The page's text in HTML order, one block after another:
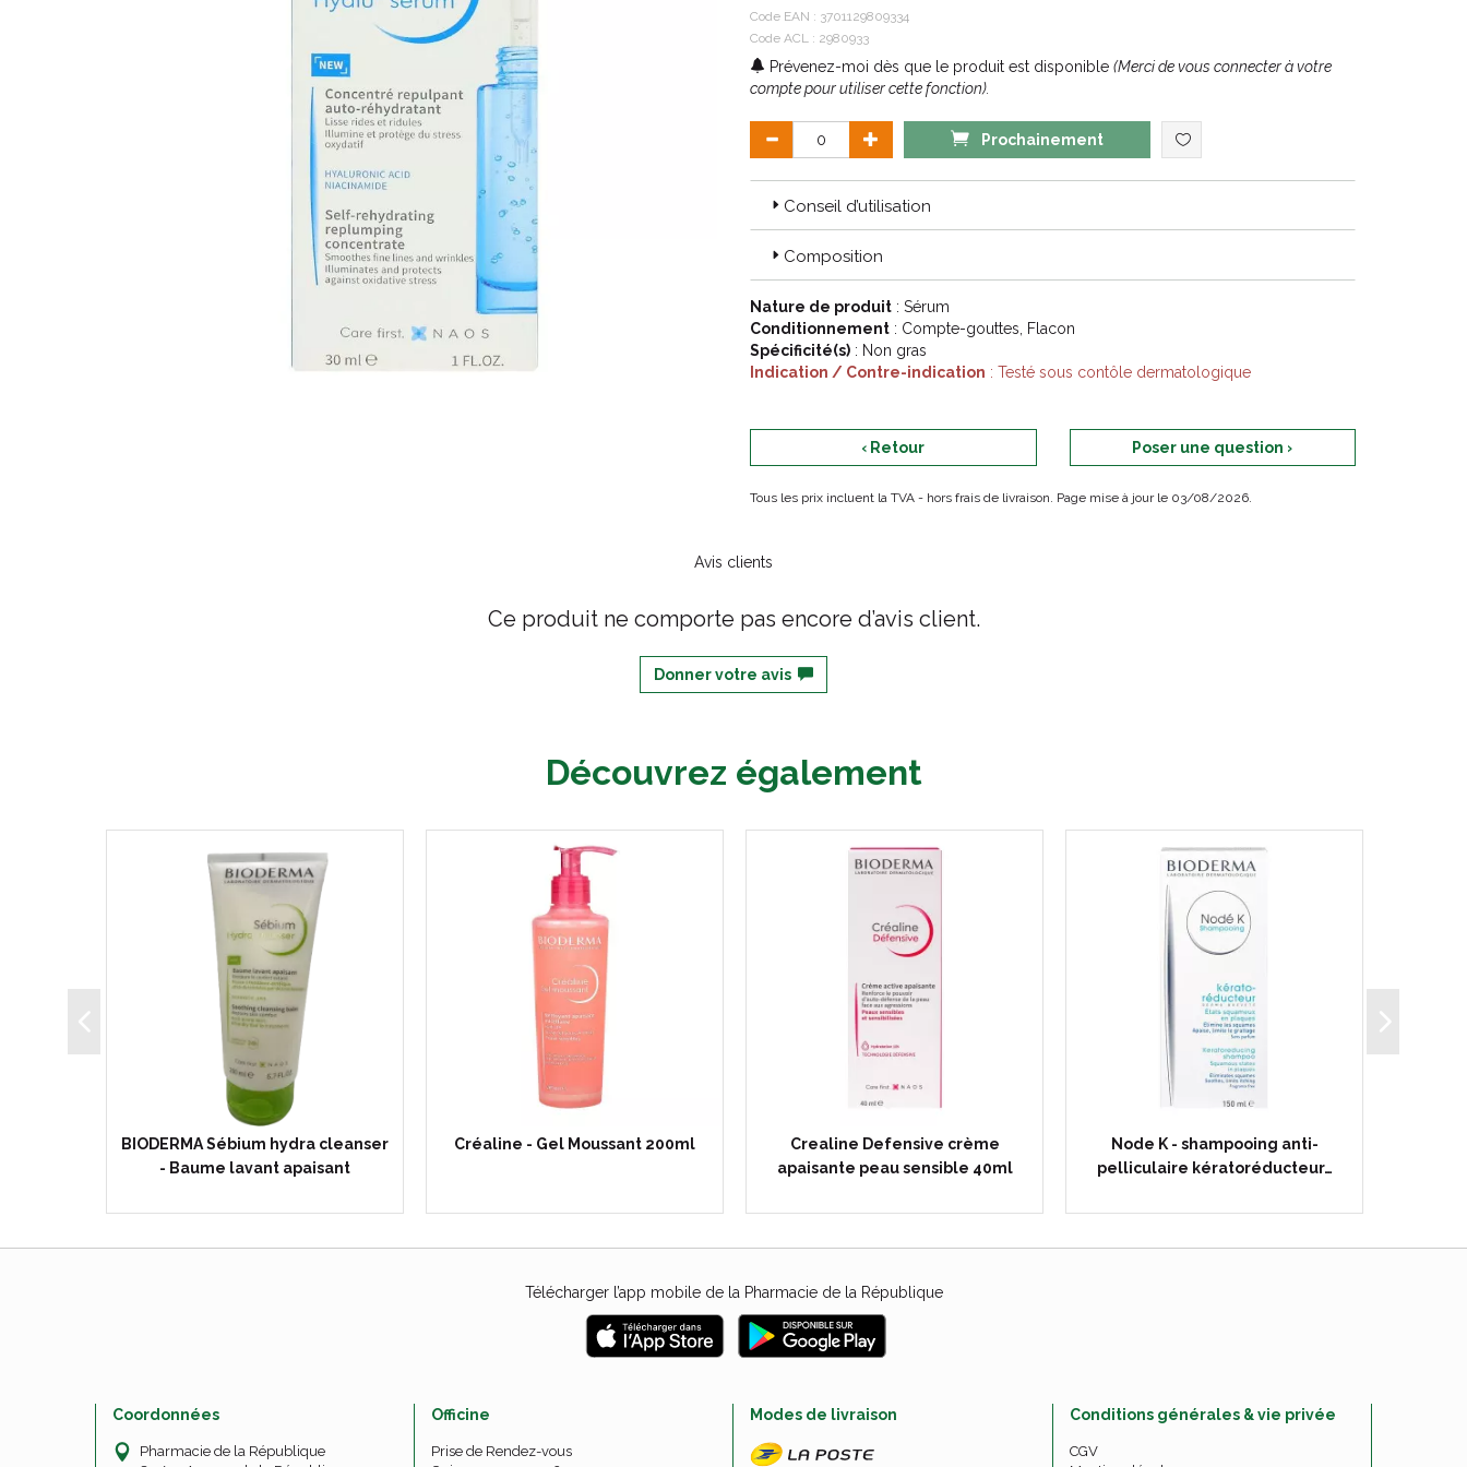
Code EAN : 3701129809334
Code ACL : 2980933
Prévenez-moi dès que le produit est disponible (Merci de vous connecter à votre
compte pour utiliser cette fonction).
Prochainement
Conseil d’utilisation
Composition
Nature de produit : Sérum
Conditionnement : Compte-gouttes, Flacon
Spécificité(s) : Non gras
Indication / Contre-indication : Testé sous contôle dermatologique
‹ Retour Poser une question ›
Tous les prix incluent la TVA - hors frais de livraison. Page mise à jour le 03/08/2026.
Avis clients
Ce produit ne comporte pas encore d’avis client.
Donner votre avis
Découvrez également
BIODERMA Sébium hydra cleanser
- Baume lavant apaisant
Créaline - Gel Moussant 200ml
Crealine Defensive crème
apaisante peau sensible 40ml
Node K - shampooing anti-
pelliculaire kératoréducteur…
Télécharger l’app mobile de la Pharmacie de la République
Coordonnées
Pharmacie de la République
Officine
Prise de Rendez-vous
Modes de livraison Conditions générales & vie privée
CGV